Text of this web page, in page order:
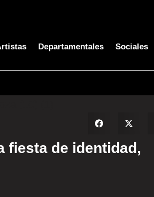
Departamentales Sociales
fiesta de identidad,